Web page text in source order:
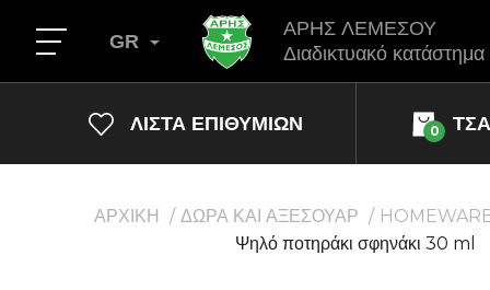
ΑΡΗΣ ΛΕΜΕΣΟΥ
Διαδικτυακό κατάστημα
GR
ΛΊΣΤΑ ΕΠΙΘΥΜΙΏΝ 0
ΑΡΧΙΚΗ ΔΩΡΑ ΚΑΙ ΑΞΕΣΟΥΑΡ
Ψηλό ποτηράκι σφηνάκι 30 ml